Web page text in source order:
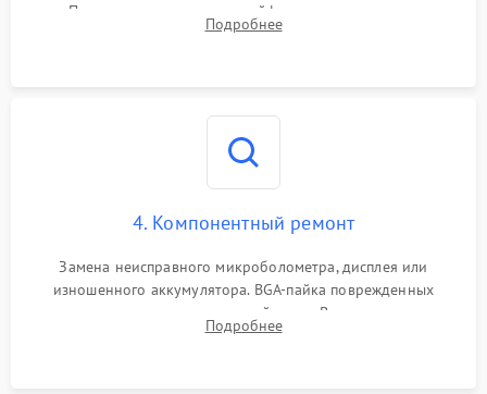
Проверка целостности шлейфов, модуля памяти и
интерфейсов связи. Выявление сгоревших SMD-компонентов
Подробнее
4. Компонентный ремонт
Замена неисправного микроболометра, дисплея или
изношенного аккумулятора. BGA-пайка поврежденных
контроллеров на материнской плате. Восстановление
разъемов и кнопок, замена поврежденных элементов
Подробнее